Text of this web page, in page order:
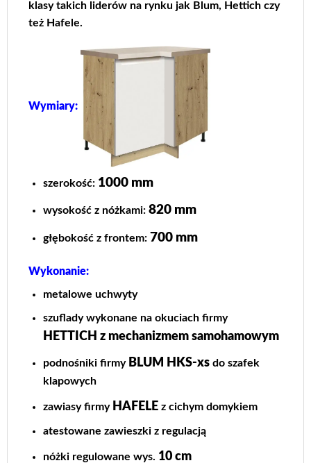
klasy takich liderów na rynku jak Blum, Hettich czy
też Hafele.
Wymiary:
szerokość: 1000 mm
wysokość z nóżkami: 820 mm
głębokość z frontem: 700 mm
Wykonanie:
metalowe uchwyty
szuflady wykonane na okuciach firmy
HETTICH z mechanizmem samohamowym
podnośniki firmy BLUM HKS-xsdo szafek
klapowych
zawiasy firmy HAFELEz cichym domykiem
atestowane zawieszki z regulacją
nóżki regulowane wys. 10 cm